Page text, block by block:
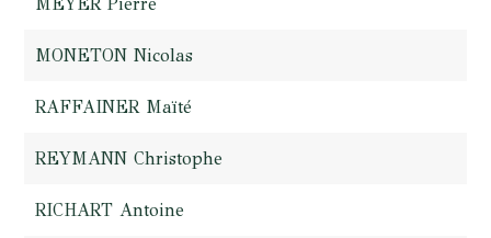
MONETON Nicolas
RAFFAINER Maïté
REYMANN Christophe
RICHART Antoine